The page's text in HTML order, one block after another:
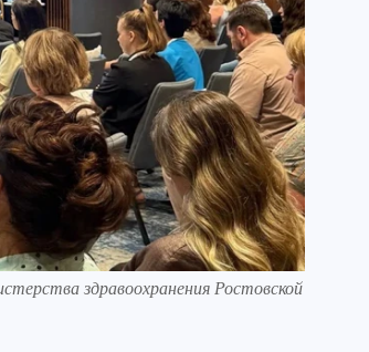
здравоохранения Ростовской